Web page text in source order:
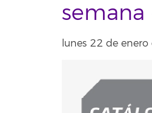
lunes 22 de